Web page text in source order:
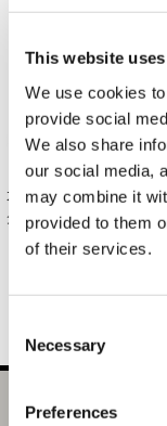
This website
We use cookies
provide social
We also share
our social media,
may combine it
provided to them
of their services.
Selection
Necessary
Preferences
カプコン花札 フレー
クシール Bセット ...
バイオハザード グ